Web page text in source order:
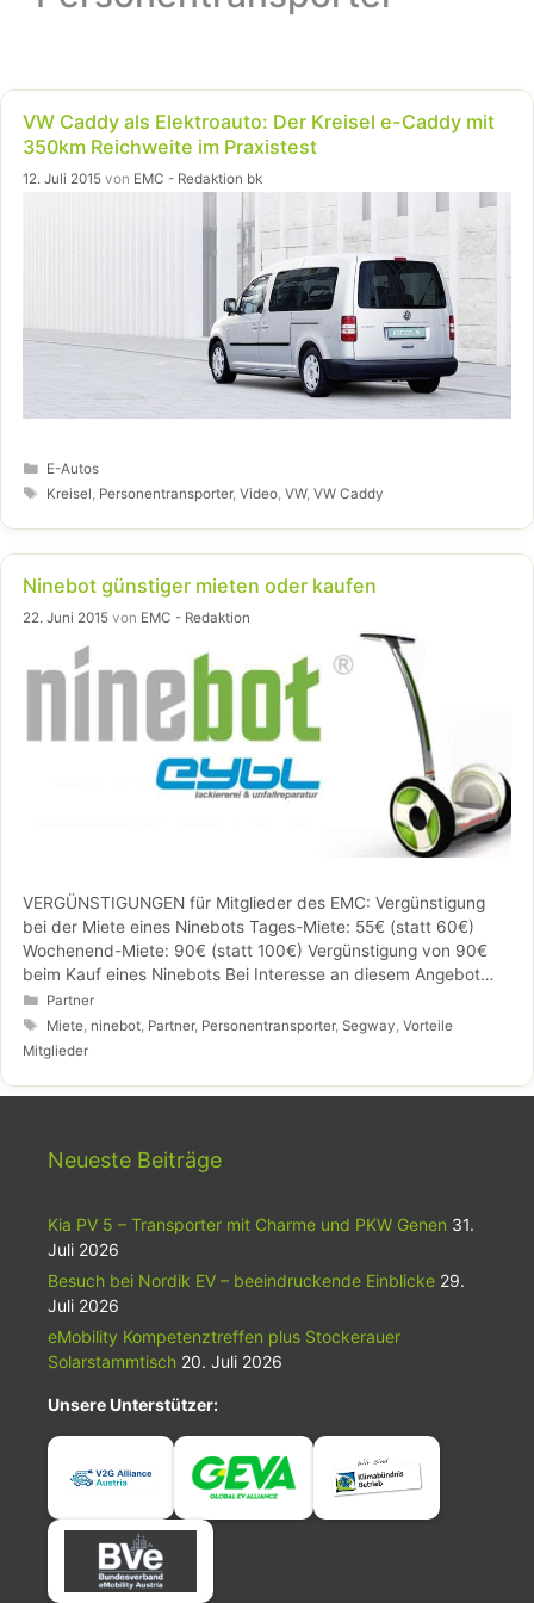
VW Caddy als Elektroauto: Der Kreisel e-Caddy mit
350km Reichweite im Praxistest
12. Juli 2015 von EMC - Redaktion bk
Kategorien
E-Autos
Schlagwörter
Kreisel, Personentransporter,Video,VW,VW Caddy
Ninebot günstiger mieten oder kaufen
22. Juni 2015 von EMC - Redaktion
VERGÜNSTIGUNGEN für Mitglieder des EMC: Vergünstigung
bei der Miete eines Ninebots Tages-Miete: 55€ (statt 60€)
Wochenend-Miete: 90€ (statt 100€) Vergünstigung von 90€
beim Kauf eines Ninebots Bei Interesse an diesem Angebot
fülle bitte deine Daten in das folgende Formular ein und …
Weiterlesen…
Kategorien
Partner
Schlagwörter
Miete, ninebot, Partner, Personentransporter,Segway,Vorteile
Mitglieder
Neueste Beiträge
Kia PV 5 – Transporter mit Charme und PKW Genen 31.
Juli 2026
Besuch bei Nordik EV – beeindruckende Einblicke 29.
Juli 2026
eMobility Kompetenztreffen plus Stockerauer
Solarstammtisch 20. Juli 2026
Unsere Unterstützer: